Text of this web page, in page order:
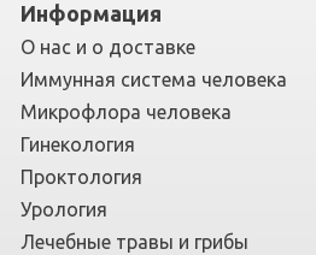
Информация
О нас и о доставке
Иммунная система человека
Микрофлора человека
Гинекология
Проктология
Урология
Лечебные травы и грибы